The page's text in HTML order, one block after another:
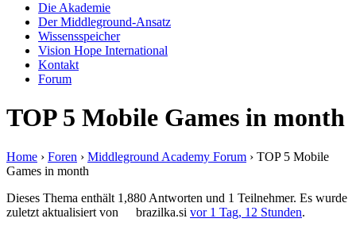
Die Akademie
Der Middleground-Ansatz
Wissensspeicher
Vision Hope International
Kontakt
Forum
TOP 5 Mobile Games in month
Home › Foren › Middleground Academy Forum › TOP 5 Mobile
Games in month
Dieses Thema enthält 1,880 Antworten und 1 Teilnehmer. Es wurde
zuletzt aktualisiert von
brazilka.si vor 1 Tag, 12 Stunden.